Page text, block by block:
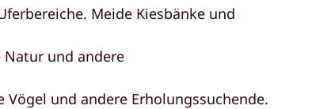
Meide Kiesbänke und
Natur und andere
und andere Erholungssuchende.